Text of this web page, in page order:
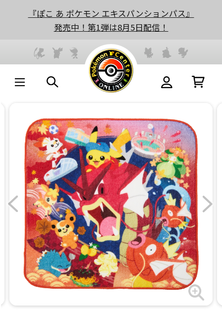
『ぽこ あ ポケモン エキスパンションパス』
発売中！第1弾は8月5日配信！